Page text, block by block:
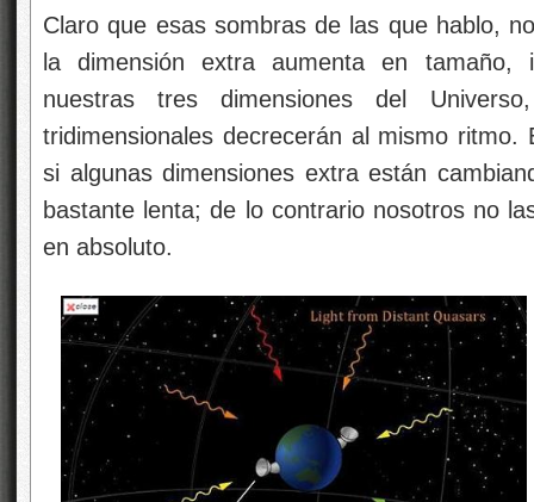
Claro que esas sombras de las que hablo,
la dimensión extra aumenta en tamaño,
nuestras tres dimensiones del
tridimensionales decrecerán al mismo
si algunas dimensiones extra están
bastante lenta; de lo contrario nosotros no
en absoluto.